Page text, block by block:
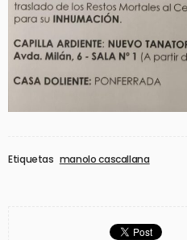
Etiquetas manolo cascallana